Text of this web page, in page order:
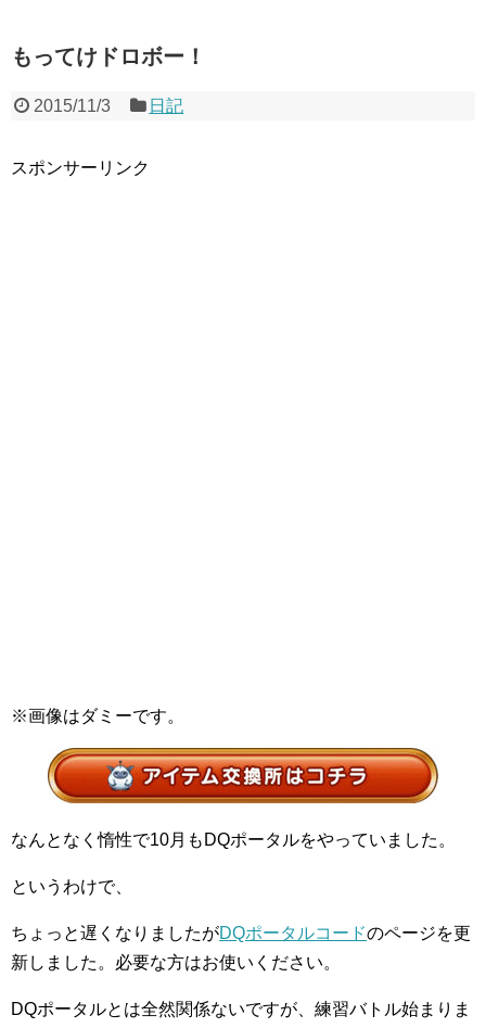
もってけドロボー！
2015/11/3 日記
スポンサーリンク
※画像はダミーです。
なんとなく惰性で10月もDQポータルをやっていました。
というわけで、
ちょっと遅くなりましたがDQポータルコードのページを更
新しました。必要な方はお使いください。
DQポータルとは全然関係ないですが、練習バトル始まりま